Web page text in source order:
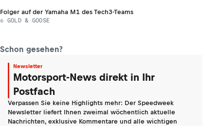
Folger auf der Yamaha M1 des Tech3-Teams
© GOLD & GOOSE
Schon gesehen?
Newsletter
Motorsport-News direkt in Ihr
Postfach
Verpassen Sie keine Highlights mehr: Der Speedweek
Newsletter liefert Ihnen zweimal wöchentlich aktuelle
Nachrichten, exklusive Kommentare und alle wichtigen